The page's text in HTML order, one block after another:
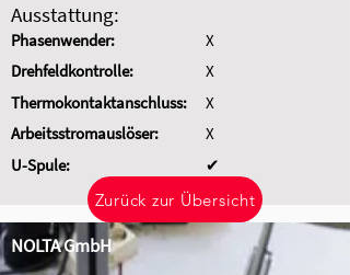
Ausstattung:
Phasenwender:
Drehfeldkontrolle:
Thermokontaktanschluss:
Arbeitsstromauslöser:
U-Spule:
X
X
X
X
✔
Zurück zur Übersicht
NOLTA GmbH